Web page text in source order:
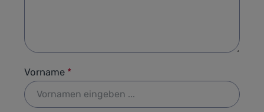
Vorname *